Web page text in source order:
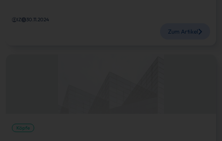
IZ 30.11.2024
Zum Artikel
Köpfe